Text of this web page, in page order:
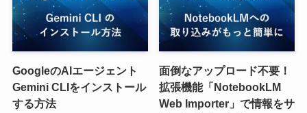
GoogleのAIエージェント
Gemini CLIをインストール
する方法
面倒なアップロード不要！
拡張機能「NotebookLM
Web Importer」で情報をサ